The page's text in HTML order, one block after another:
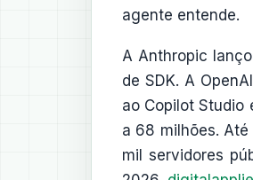
agente entende.
A Anthropic
de SDK. A
ao Copilot Studio
a 68 milhões.
mil servidores